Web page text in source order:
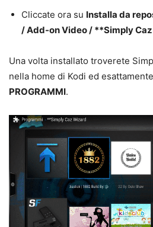
Cliccate ora su Installa da
/ Add-on Video / **Simply
Una volta installato troverete
nella home di Kodi ed
PROGRAMMI.